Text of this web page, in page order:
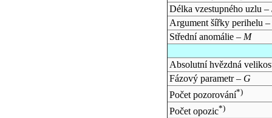
Délka vzestupného uzlu –
Argument šířky perihelu
Střední anomálie – M
Absolutní hvězdná
Fázový parametr – G
Počet pozorování*)
Počet opozic*)